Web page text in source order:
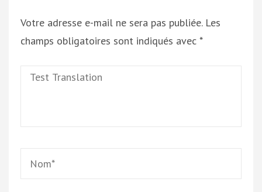
Votre adresse e-mail ne sera pas publiée. Les
champs obligatoires sont indiqués avec *
Test